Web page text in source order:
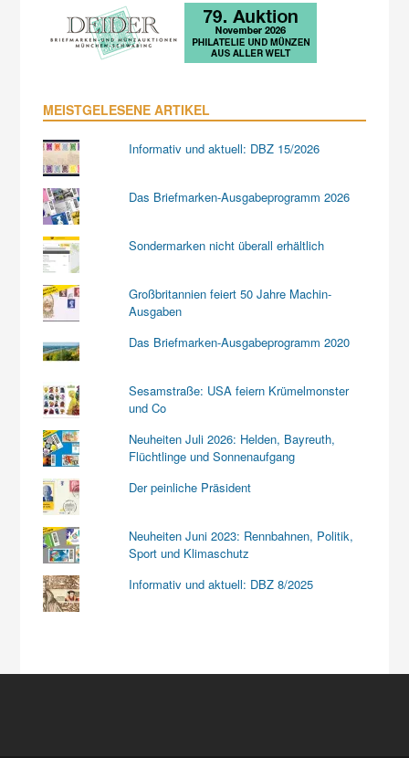
MEISTGELESENE ARTIKEL
Informativ und aktuell: DBZ 15/2026
Das Briefmarken-Ausgabeprogramm 2026
Sondermarken nicht überall erhältlich
Großbritannien feiert 50 Jahre Machin-
Ausgaben
Das Briefmarken-Ausgabeprogramm 2020
Sesamstraße: USA feiern Krümelmonster
und Co
Neuheiten Juli 2026: Helden, Bayreuth,
Flüchtlinge und Sonnenaufgang
Der peinliche Präsident
Neuheiten Juni 2023: Rennbahnen, Politik,
Sport und Klimaschutz
Informativ und aktuell: DBZ 8/2025